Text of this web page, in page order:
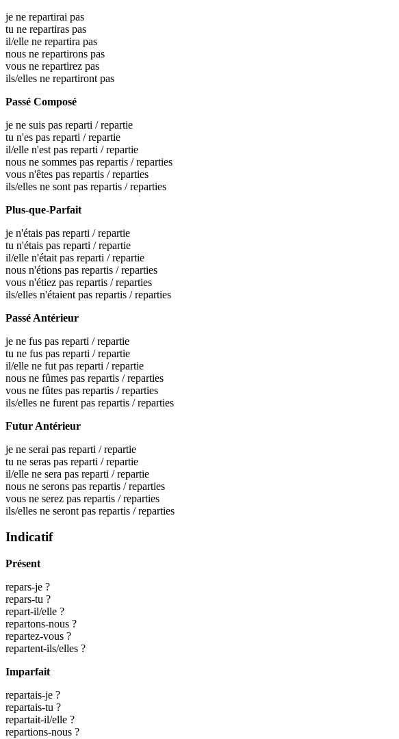
je ne repartirai pas
tu ne repartiras pas
il/elle ne repartira pas
nous ne repartirons pas
vous ne repartirez pas
ils/elles ne repartiront pas
Passé Composé
je ne suis pas reparti / repartie
tu n'es pas reparti / repartie
il/elle n'est pas reparti / repartie
nous ne sommes pas repartis / reparties
vous n'êtes pas repartis / reparties
ils/elles ne sont pas repartis / reparties
Plus-que-Parfait
je n'étais pas reparti / repartie
tu n'étais pas reparti / repartie
il/elle n'était pas reparti / repartie
nous n'étions pas repartis / reparties
vous n'étiez pas repartis / reparties
ils/elles n'étaient pas repartis / reparties
Passé Antérieur
je ne fus pas reparti / repartie
tu ne fus pas reparti / repartie
il/elle ne fut pas reparti / repartie
nous ne fûmes pas repartis / reparties
vous ne fûtes pas repartis / reparties
ils/elles ne furent pas repartis / reparties
Futur Antérieur
je ne serai pas reparti / repartie
tu ne seras pas reparti / repartie
il/elle ne sera pas reparti / repartie
nous ne serons pas repartis / reparties
vous ne serez pas repartis / reparties
ils/elles ne seront pas repartis / reparties
Indicatif
Présent
repars-je ?
repars-tu ?
repart-il/elle ?
repartons-nous ?
repartez-vous ?
repartent-ils/elles ?
Imparfait
repartais-je ?
repartais-tu ?
repartait-il/elle ?
repartions-nous ?